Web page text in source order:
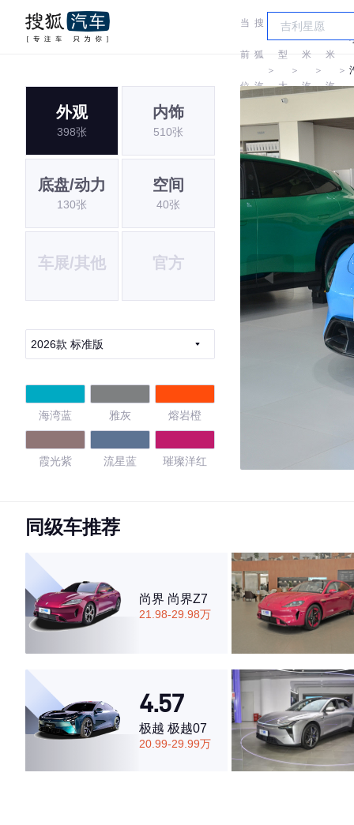
当
前
位
搜
狐
汽
＞
车
型
大
＞
小
米
汽
车
＞
米
汽
车
＞
外观
398张
内饰
510张
底盘/动力
130张
空间
40张
车展/其他 官方
2026款 标准版
海湾蓝 雅灰 熔岩橙
霞光紫 流星蓝 璀璨洋红
4.43
·外观表现一般，低于60%同级车
·空间表现一般，低于79%同级车
同级车推荐
尚界 尚界Z7
21.98-29.98万
4.57
极越 极越07
20.99-29.99万